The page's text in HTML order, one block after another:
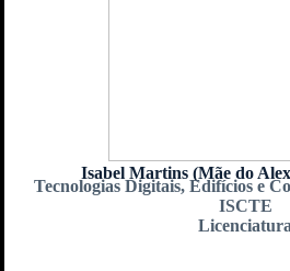
Isabel Martins (Mãe do
Tecnologias Digitais, Edifícios e
ISCTE
Licenciatura